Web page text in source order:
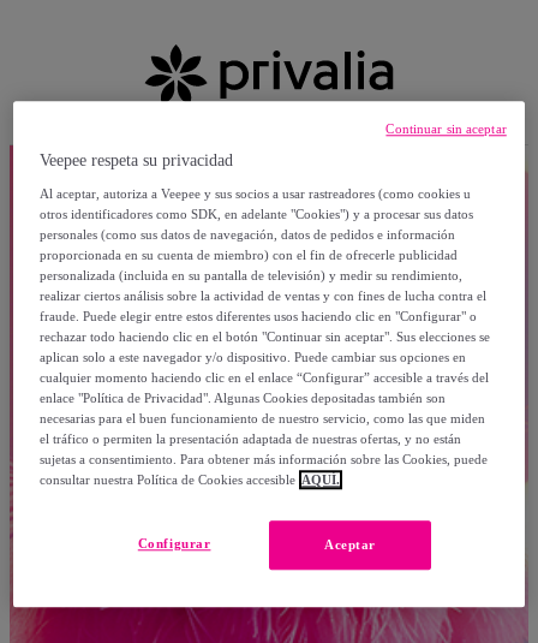
Veepee respeta su privacidad
Al aceptar, autoriza a Veepee y sus socios a usar rastreadores (como cookies u
otros identificadores como SDK, en adelante "Cookies") y a procesar sus datos
personales (como sus datos de navegación, datos de pedidos e información
proporcionada en su cuenta de miembro) con el fin de ofrecerle publicidad
personalizada (incluida en su pantalla de televisión) y medir su rendimiento,
realizar ciertos análisis sobre la actividad de ventas y con fines de lucha contra el
fraude. Puede elegir entre estos diferentes usos haciendo clic en "Configurar" o
rechazar todo haciendo clic en el botón "Continuar sin aceptar". Sus elecciones se
aplican solo a este navegador y/o dispositivo. Puede cambiar sus opciones en
cualquier momento haciendo clic en el enlace “Configurar” accesible a través del
enlace "Política de Privacidad". Algunas Cookies depositadas también son
necesarias para el buen funcionamiento de nuestro servicio, como las que miden
el tráfico o permiten la presentación adaptada de nuestras ofertas, y no están
sujetas a consentimiento. Para obtener más información sobre las Cookies, puede
consultar nuestra Política de Cookies accesible AQUÍ.
Aceptar
Configurar
Continuar sin aceptar